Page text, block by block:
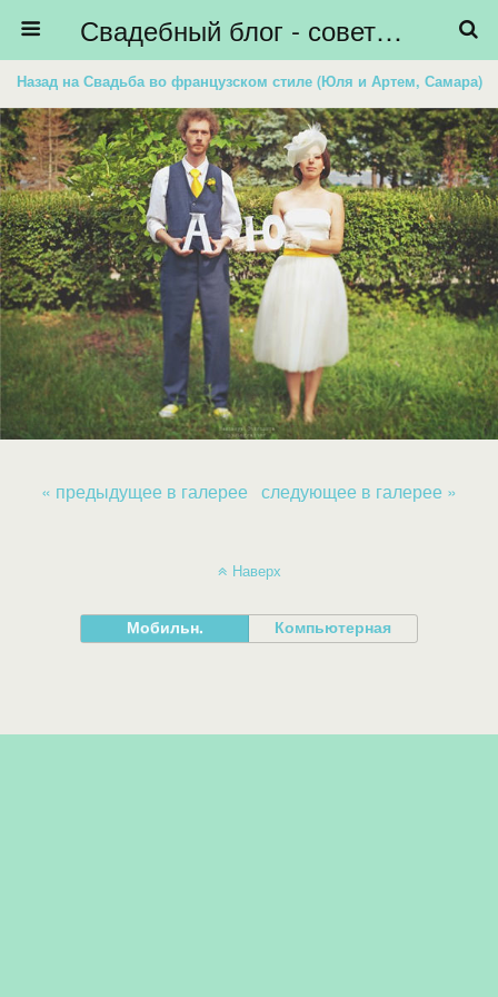
Свадебный блог - советы невестам, подготовка к свадьбе - HiBride
Назад на Свадьба во французском стиле (Юля и Артем, Самара)
« предыдущее в галерее следующее в галерее »
Наверх
Мобильн. Компьютерная